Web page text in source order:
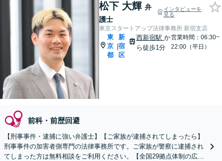
松下 大輝 弁
護士
インタビューを
見る
東京スタートアップ法律事務所 新宿支店
東
京
都
|
新
宿
区
西新宿駅 か
ら徒歩1分
営業時間：06:30~
22:00（平日）
前科・前歴回避
【刑事事件・逮捕に強い弁護士】【ご家族が逮捕されてしまったら】
刑事事件の加害者側専門の法律事務所です。ご家族が警察に逮捕され
てしまった方は無料相談をご利用ください。【全国29拠点体制の広域